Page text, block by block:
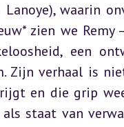
waarin
zien we Remy
een
Zijn verhaal is
en die grip
staat van